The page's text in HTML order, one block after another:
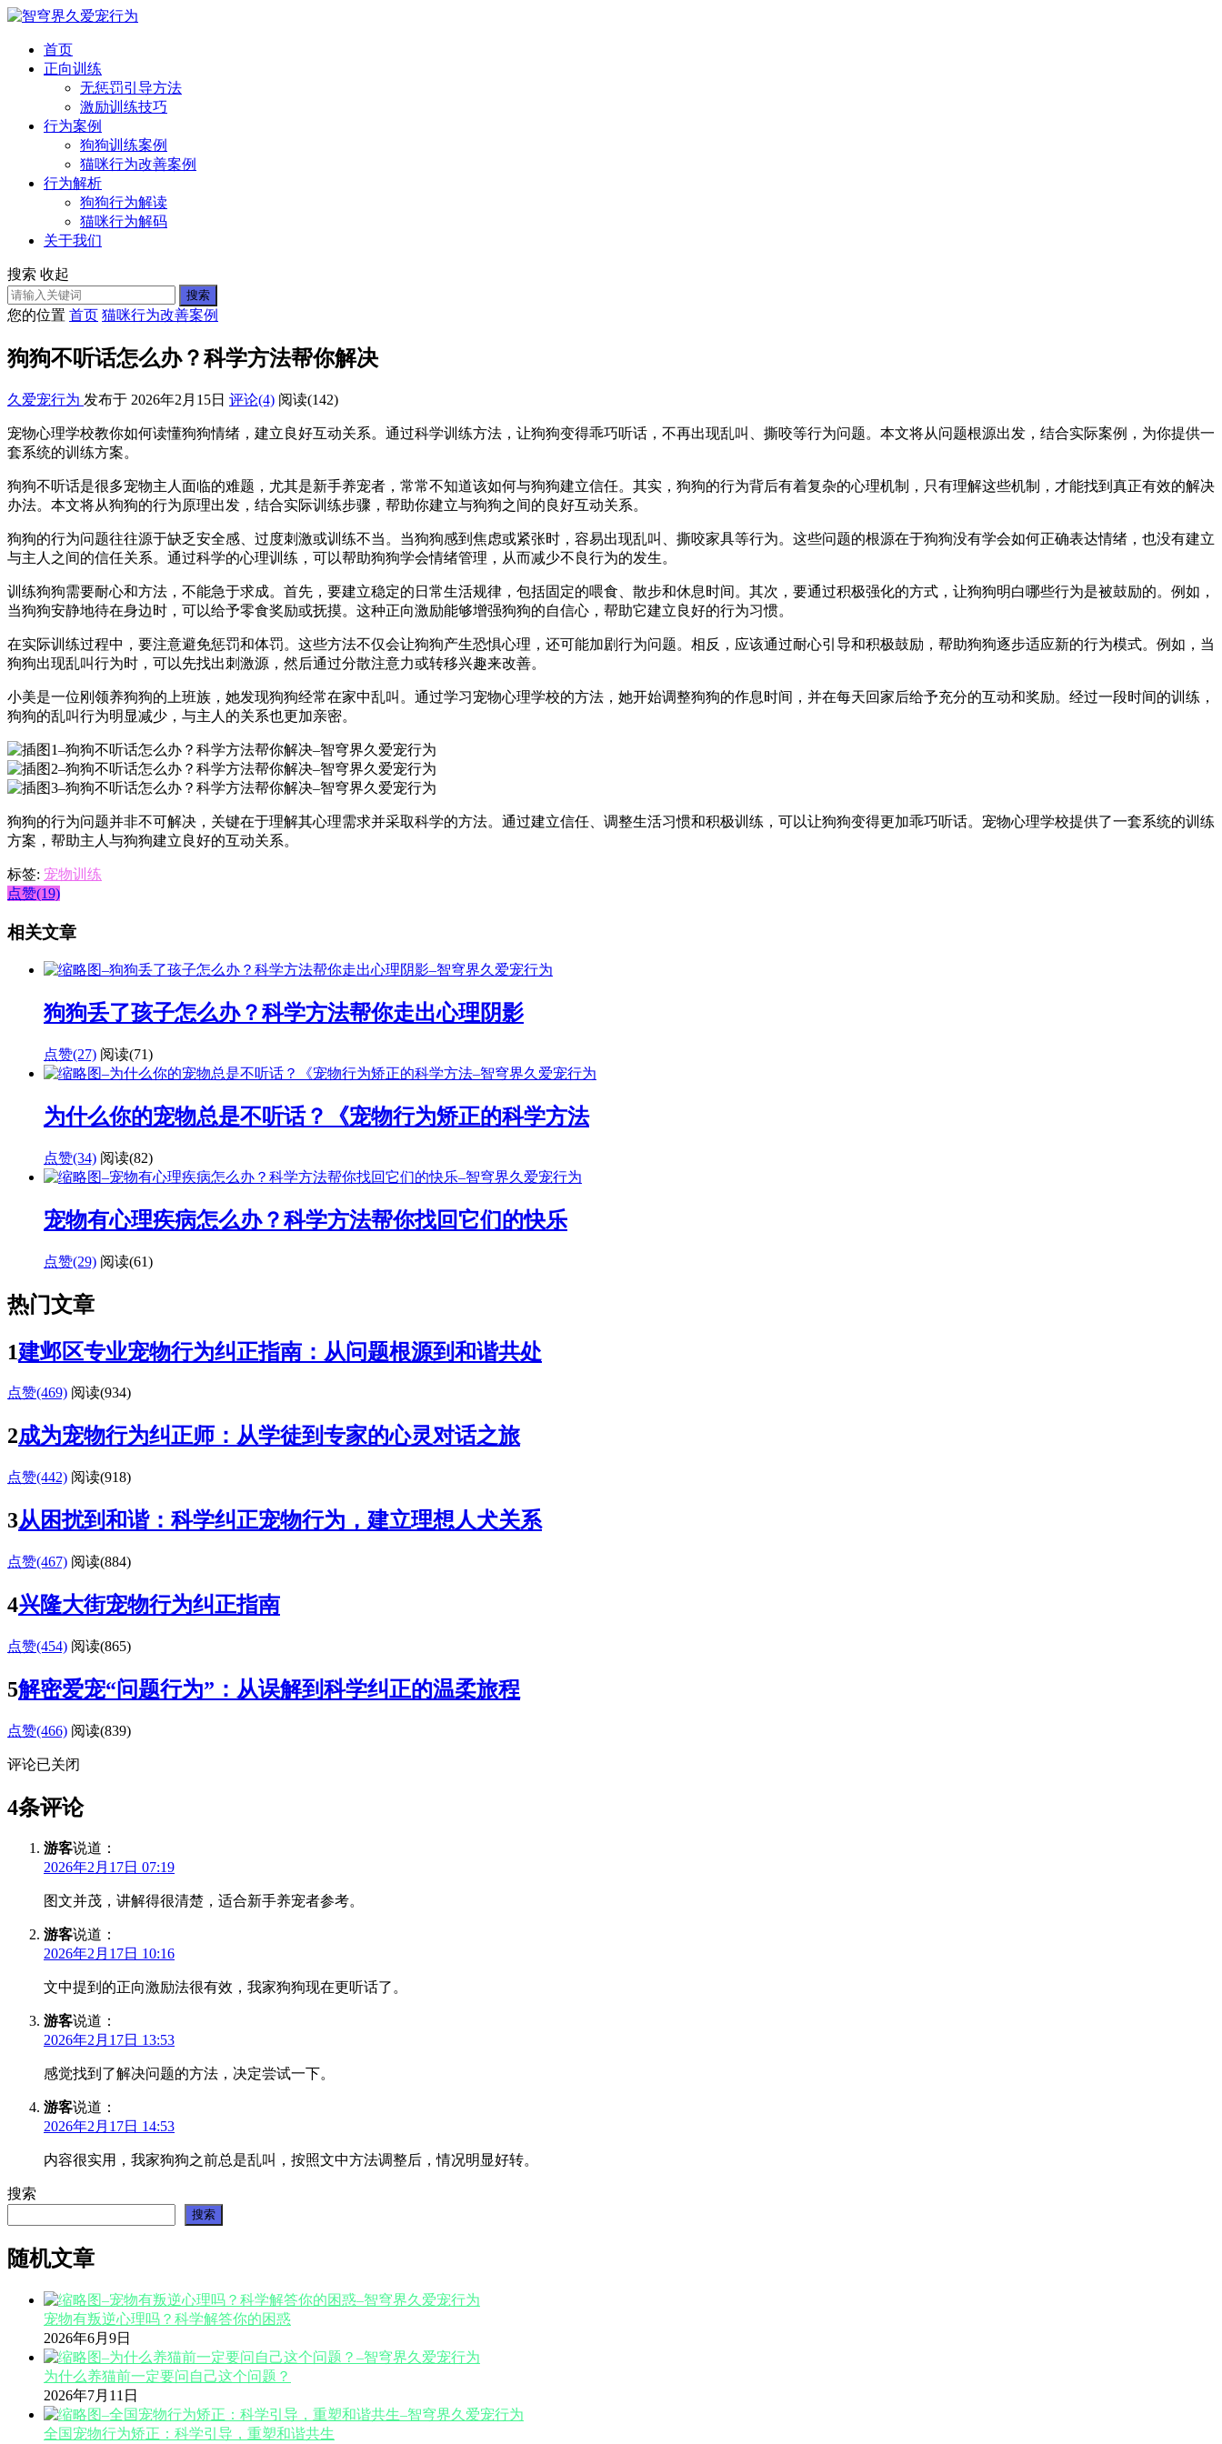
首页
正向训练
无惩罚引导方法
激励训练技巧
行为案例
狗狗训练案例
猫咪行为改善案例
行为解析
狗狗行为解读
猫咪行为解码
关于我们
搜索 收起
搜索
您的位置 首页 猫咪行为改善案例
狗狗不听话怎么办？科学方法帮你解决
久爱宠行为 发布于 2026年2月15日 评论(4) 阅读(142)
宠物心理学校教你如何读懂狗狗情绪，建立良好互动关系。通过科学训练方法，让狗狗变得乖巧听话，不再出现乱叫、撕咬等行为问题。本文将从问题根源出发，结合实际案例，为你提供一
套系统的训练方案。
狗狗不听话是很多宠物主人面临的难题，尤其是新手养宠者，常常不知道该如何与狗狗建立信任。其实，狗狗的行为背后有着复杂的心理机制，只有理解这些机制，才能找到真正有效的解决
办法。本文将从狗狗的行为原理出发，结合实际训练步骤，帮助你建立与狗狗之间的良好互动关系。
狗狗的行为问题往往源于缺乏安全感、过度刺激或训练不当。当狗狗感到焦虑或紧张时，容易出现乱叫、撕咬家具等行为。这些问题的根源在于狗狗没有学会如何正确表达情绪，也没有建立
与主人之间的信任关系。通过科学的心理训练，可以帮助狗狗学会情绪管理，从而减少不良行为的发生。
训练狗狗需要耐心和方法，不能急于求成。首先，要建立稳定的日常生活规律，包括固定的喂食、散步和休息时间。其次，要通过积极强化的方式，让狗狗明白哪些行为是被鼓励的。例如，
当狗狗安静地待在身边时，可以给予零食奖励或抚摸。这种正向激励能够增强狗狗的自信心，帮助它建立良好的行为习惯。
在实际训练过程中，要注意避免惩罚和体罚。这些方法不仅会让狗狗产生恐惧心理，还可能加剧行为问题。相反，应该通过耐心引导和积极鼓励，帮助狗狗逐步适应新的行为模式。例如，当
狗狗出现乱叫行为时，可以先找出刺激源，然后通过分散注意力或转移兴趣来改善。
小美是一位刚领养狗狗的上班族，她发现狗狗经常在家中乱叫。通过学习宠物心理学校的方法，她开始调整狗狗的作息时间，并在每天回家后给予充分的互动和奖励。经过一段时间的训练，
狗狗的乱叫行为明显减少，与主人的关系也更加亲密。
狗狗的行为问题并非不可解决，关键在于理解其心理需求并采取科学的方法。通过建立信任、调整生活习惯和积极训练，可以让狗狗变得更加乖巧听话。宠物心理学校提供了一套系统的训练
方案，帮助主人与狗狗建立良好的互动关系。
标签: 宠物训练
点赞(19)
相关文章
狗狗丢了孩子怎么办？科学方法帮你走出心理阴影
点赞(27) 阅读(71)
为什么你的宠物总是不听话？《宠物行为矫正的科学方法
点赞(34) 阅读(82)
宠物有心理疾病怎么办？科学方法帮你找回它们的快乐
点赞(29) 阅读(61)
热门文章
1建邺区专业宠物行为纠正指南：从问题根源到和谐共处
点赞(469) 阅读(934)
2成为宠物行为纠正师：从学徒到专家的心灵对话之旅
点赞(442) 阅读(918)
3从困扰到和谐：科学纠正宠物行为，建立理想人犬关系
点赞(467) 阅读(884)
4兴隆大街宠物行为纠正指南
点赞(454) 阅读(865)
5解密爱宠“问题行为”：从误解到科学纠正的温柔旅程
点赞(466) 阅读(839)
评论已关闭
4条评论
游客说道：
2026年2月17日 07:19
图文并茂，讲解得很清楚，适合新手养宠者参考。
游客说道：
2026年2月17日 10:16
文中提到的正向激励法很有效，我家狗狗现在更听话了。
游客说道：
2026年2月17日 13:53
感觉找到了解决问题的方法，决定尝试一下。
游客说道：
2026年2月17日 14:53
内容很实用，我家狗狗之前总是乱叫，按照文中方法调整后，情况明显好转。
搜索
搜索
随机文章
宠物有叛逆心理吗？科学解答你的困惑
2026年6月9日
为什么养猫前一定要问自己这个问题？
2026年7月11日
全国宠物行为矫正：科学引导，重塑和谐共生